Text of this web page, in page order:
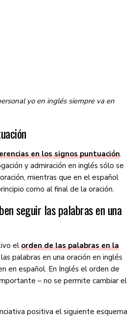
yo en inglés siempre va en
en los signos puntuación.
y admiración en inglés sólo se
mientras que en el español
como al final de la oración.
seguir las palabras en una
elorden de las palabras en la
palabras en una oración en inglés
en español. En Inglés el orden de
– no se permite cambiar el
positiva el siguiente esquema